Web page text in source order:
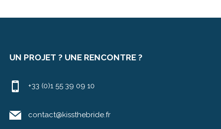
UN PROJET ? UNE RENCONTRE ?
+33 (0)1 55 39 09 10
contact@kissthebride.fr